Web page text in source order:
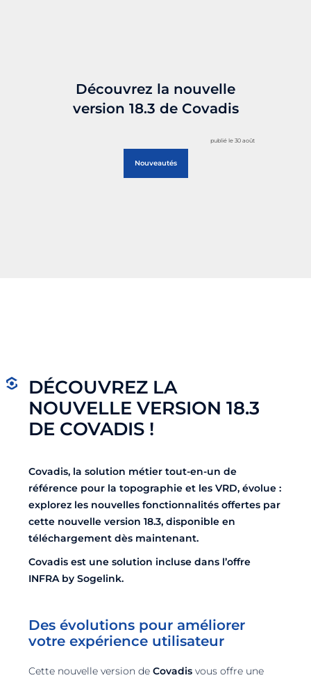
Découvrez la nouvelle
version 18.3 de Covadis
publié le 30 août
Nouveautés
DÉCOUVREZ LA
NOUVELLE VERSION 18.3
DE COVADIS !
Covadis, la solution métier tout-en-un de
référence pour la topographie et les VRD, évolue :
explorez les nouvelles fonctionnalités offertes par
cette nouvelle version 18.3, disponible en
téléchargement dès maintenant.
Covadis est une solution incluse dans l’offre
INFRA by Sogelink.
Des évolutions pour améliorer
votre expérience utilisateur
Cette nouvelle version de Covadis vous offre une